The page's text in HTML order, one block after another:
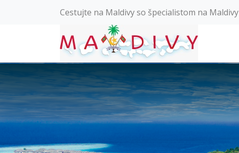
Cestujte na Maldivy so špecialistom na Maldivy